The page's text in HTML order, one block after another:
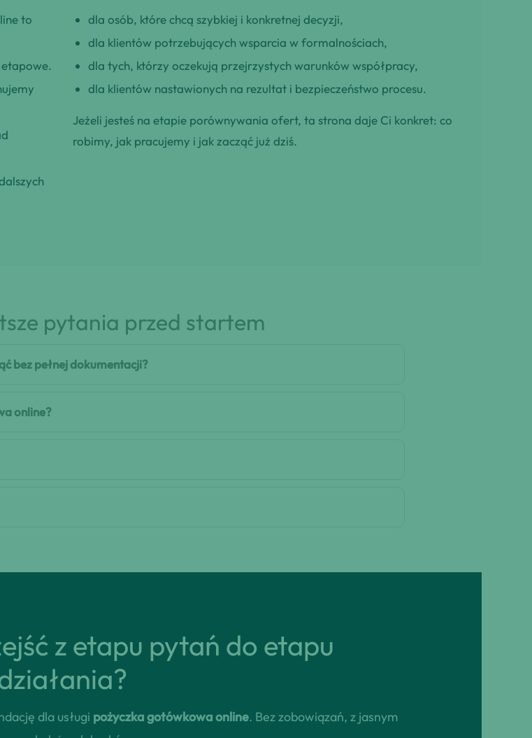
to
etapowe.
dla osób, które chcą szybkiej i konkretnej decyzji,
dla klientów potrzebujących wsparcia w formalnościach,
dla tych, którzy oczekują przejrzystych warunków współpracy,
dla klientów nastawionych na rezultat i bezpieczeństwo procesu.
Jeżeli jesteś na etapie porównywania ofert, ta strona daje Ci konkret: co
robimy, jak pracujemy i jak zacząć już dziś.
pytania przed startem
bez pełnej dokumentacji?
online?
z etapu pytań do etapu
dla usługi pożyczka gotówkowa online. Bez zobowiązań, z jasnym